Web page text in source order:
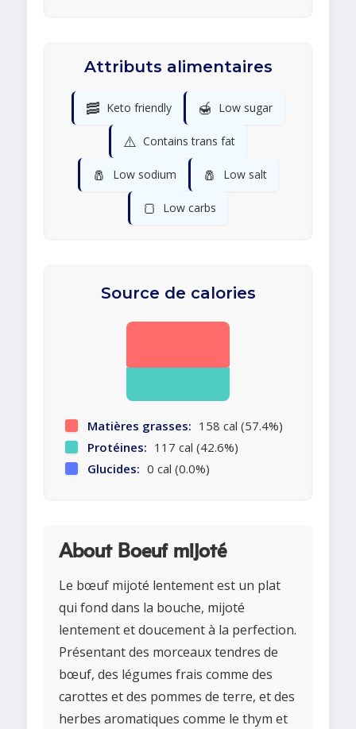
Attributs alimentaires
🥓 Keto friendly 🍯 Low sugar
⚠️ Contains trans fat
🧂 Low sodium 🧂 Low salt
🍞 Low carbs
Source de calories
Matières grasses: 158 cal (57.4%)
Protéines: 117 cal (42.6%)
Glucides: 0 cal (0.0%)
About Boeuf mijoté
Le bœuf mijoté lentement est un plat
qui fond dans la bouche, mijoté
lentement et doucement à la perfection.
Présentant des morceaux tendres de
bœuf, des légumes frais comme des
carottes et des pommes de terre, et des
herbes aromatiques comme le thym et